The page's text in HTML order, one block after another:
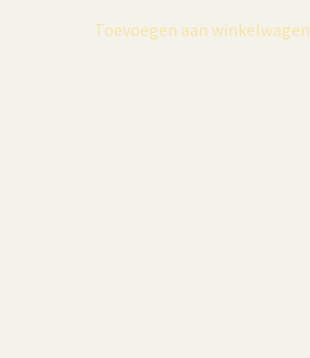
Toevoegen aan winkelwagen